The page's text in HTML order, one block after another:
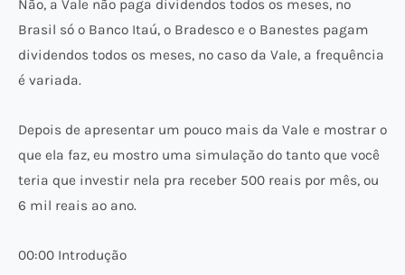
Não, a Vale não paga dividendos todos os meses, no
Brasil só o Banco Itaú, o Bradesco e o Banestes pagam
dividendos todos os meses, no caso da Vale, a frequência
é variada.
Depois de apresentar um pouco mais da Vale e mostrar o
que ela faz, eu mostro uma simulação do tanto que você
teria que investir nela pra receber 500 reais por mês, ou
6 mil reais ao ano.
00:00 Introdução